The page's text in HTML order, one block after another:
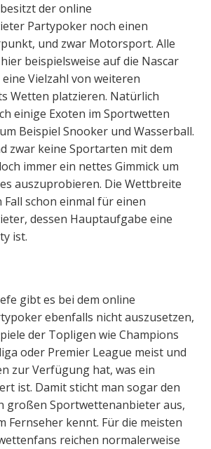
der online
Partypoker noch einen
und zwar Motorsport. Alle
beispielsweise auf die Nascar
Vielzahl von weiteren
Wetten platzieren. Natürlich
einige Exoten im Sportwetten
Beispiel Snooker und Wasserball.
zwar keine Sportarten mit dem
immer ein nettes Gimmick um
auszuprobieren. Die Wettbreite
schon einmal für einen
dessen Hauptaufgabe eine
ist.
gibt es bei dem online
ebenfalls nicht auszusetzen,
der Topligen wie Champions
oder Premier League meist und
zur Verfügung hat, was ein
ist. Damit sticht man sogar den
großen Sportwettenanbieter aus,
Fernseher kennt. Für die meisten
reichen normalerweise